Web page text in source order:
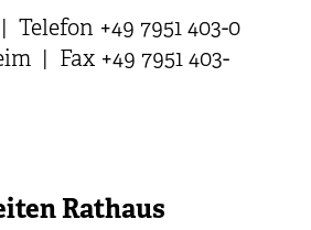
+49 7951 403-0
| Fax +49 7951 403-
Rathaus